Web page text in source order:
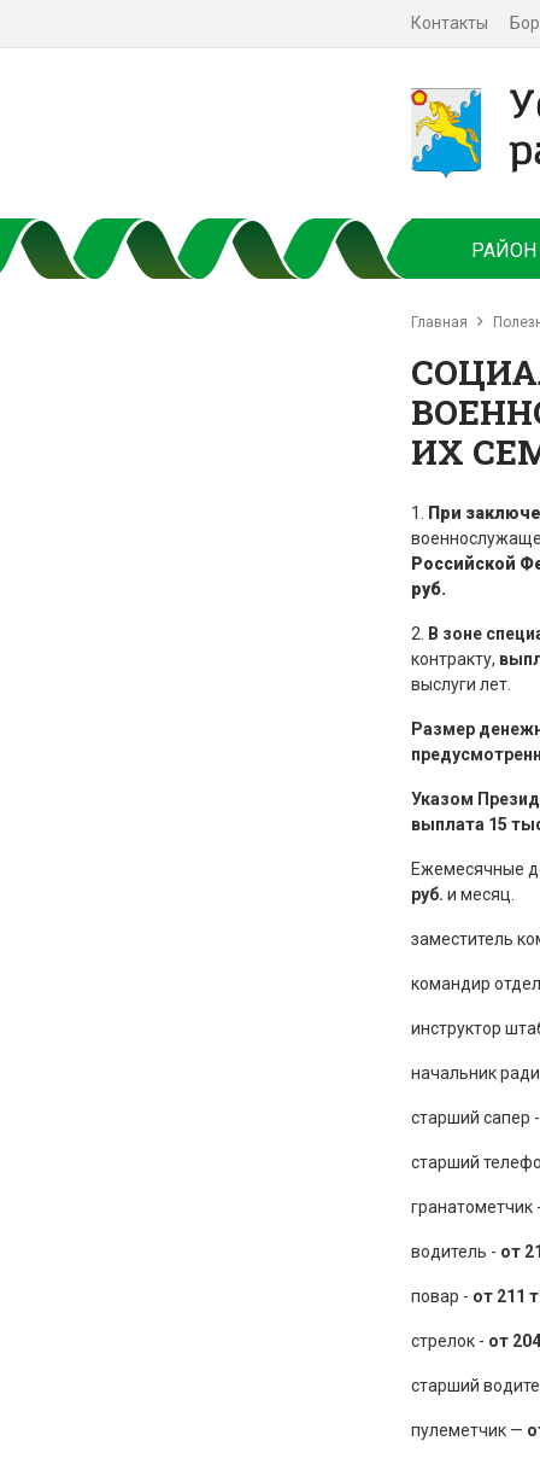
Контакты
РАЙОН
Главная
ИХ
1.
При
Российской
руб.
2.
В зоне
контракту,
выслуги лет.
Размер
Указом
выплата 15
Ежемесячные
руб. и месяц.
заместитель
командир
инструктор
начальник
старший сапер -
старший
гранатометчик
водитель - от
повар - от 211
стрелок - от
старший
пулеметчик —